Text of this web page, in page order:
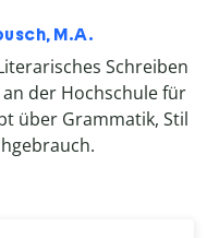
M.A.
Schreiben
der Hochschule für
über Grammatik, Stil